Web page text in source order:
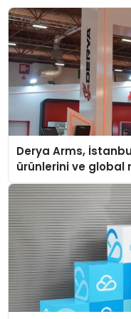
Derya Arms,
ürünlerini ve global